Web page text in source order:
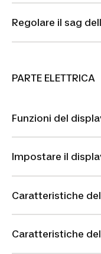
Regolare il sag
PARTE ELETTRICA
Funzioni del
Impostare il
Caratteristiche
Caratteristiche